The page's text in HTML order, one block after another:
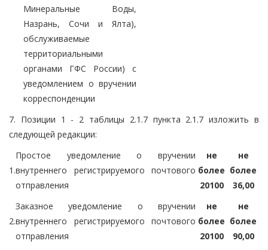
Минеральные Воды,
Назрань, Сочи и Ялта),
обслуживаемые
территориальными
органами ГФС России) с
уведомлением о вручении
корреспонденции
7. Позиции 1 - 2 таблицы 2.1.7 пункта 2.1.7 изложить в
следующей редакции:
1.
Простое уведомление о вручении
внутреннего регистрируемого почтового
отправления
не
более
20100
не
более
36,00
2.
Заказное уведомление о вручении
внутреннего регистрируемого почтового
отправления
не
более
20100
не
более
90,00